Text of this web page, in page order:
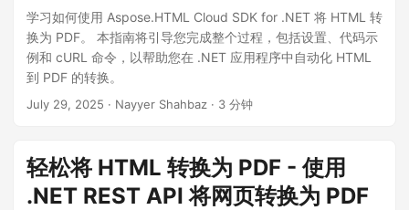
学习如何使用 Aspose.HTML Cloud SDK for .NET 将 HTML 转
换为 PDF。 本指南将引导您完成整个过程，包括设置、代码示
例和 cURL 命令，以帮助您在 .NET 应用程序中自动化 HTML
到 PDF 的转换。
July 29, 2025 · Nayyer Shahbaz · 3 分钟
轻松将 HTML 转换为 PDF - 使用
.NET REST API 将网页转换为 PDF